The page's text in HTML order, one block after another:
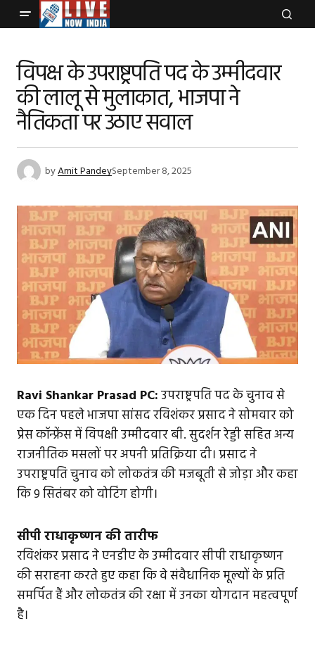
विपक्ष के उपराष्ट्रपति पद के उम्मीदवार
की लालू से मुलाकात, भाजपा ने
नैतिकता पर उठाए सवाल
byAmit PandeySeptember 8, 2025
Ravi Shankar Prasad PC:उपराष्ट्रपति पद के चुनाव से
एक दिन पहले भाजपा सांसद रविशंकर प्रसाद ने सोमवार को
प्रेस कॉन्फ्रेंस में विपक्षी उम्मीदवार बी. सुदर्शन रेड्डी सहित अन्य
राजनीतिक मसलों पर अपनी प्रतिक्रिया दी। प्रसाद ने
उपराष्ट्रपति चुनाव को लोकतंत्र की मजबूती से जोड़ा और कहा
कि 9 सितंबर को वोटिंग होगी।
सीपी राधाकृष्णन की तारीफ
रविशंकर प्रसाद ने एनडीए के उम्मीदवार सीपी राधाकृष्णन
की सराहना करते हुए कहा कि वे संवैधानिक मूल्यों के प्रति
समर्पित हैं और लोकतंत्र की रक्षा में उनका योगदान महत्वपूर्ण
है।